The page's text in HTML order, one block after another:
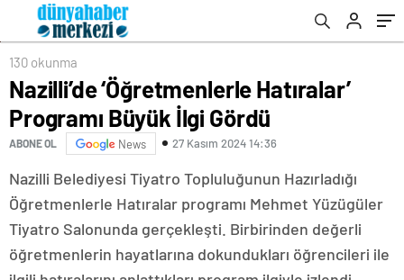
130 okunma
Nazilli’de ‘Öğretmenlerle Hatıralar’
Programı Büyük İlgi Gördü
ABONE OL News 27 Kasım 2024 14:36
Nazilli Belediyesi Tiyatro Topluluğunun Hazırladığı
Öğretmenlerle Hatıralar programı Mehmet Yüzügüler
Tiyatro Salonunda gerçekleşti. Birbirinden değerli
öğretmenlerin hayatlarına dokundukları öğrencileri ile